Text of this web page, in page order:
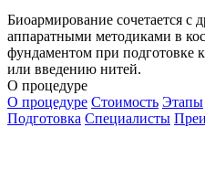
Биоармирование сочетается
аппаратными методиками в
фундаментом при подготовке
или введению нитей.
О процедуре
О процедуре Стоимость Этапы
Подготовка Специалисты